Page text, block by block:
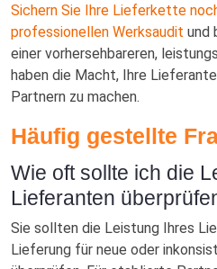
Sichern Sie Ihre Lieferkette
professionellen Werksaudit und
einer vorhersehbareren,
haben die Macht, Ihre
Partnern zu machen.
Häufig gestellte
Wie oft sollte ich die
Lieferanten
Sie sollten die Leistung Ihres
Lieferung für neue oder